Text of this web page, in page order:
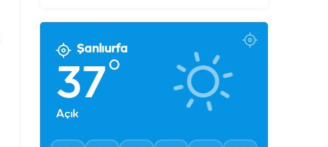
Şanlıurfa
37°
Açık